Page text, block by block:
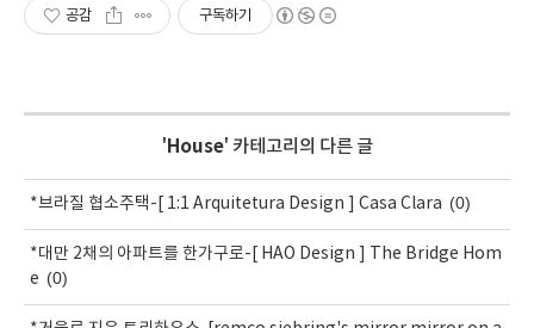
공감 구독하기
' House' 카테고리의 다른 글
*브라질 협소주택-[ 1:1 Arquitetura Design ] Casa Clara (0)
*대만 2채의 아파트를 한가구로-[ HAO Design ] The Bridge Hom
e (0)